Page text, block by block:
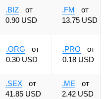
.BIZ
от
0.90 USD
.FM
от
13.75 USD
.ORG
от
0.30 USD
.PRO
от
0.18 USD
.SEX
от
41.85 USD
.ME
от
2.42 USD